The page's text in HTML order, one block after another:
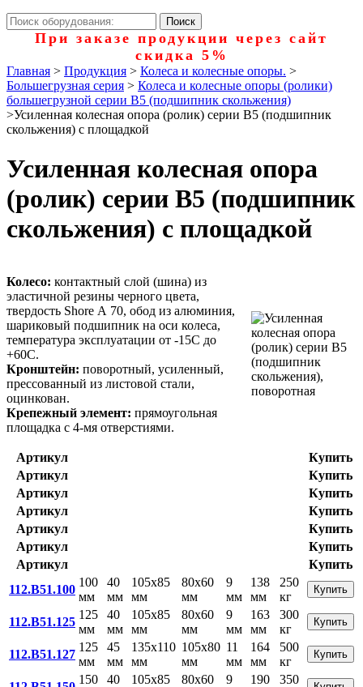
При заказе продукции через сайт
скидка 5%
Главная > Продукция > Колеса и колесные опоры. >
Большегрузная серия > Колеса и колесные опоры (ролики)
большегрузной серии В5 (подшипник скольжения)
>Усиленная колесная опора (ролик) серии B5 (подшипник
скольжения) с площадкой
Усиленная колесная опора
(ролик) серии B5 (подшипник
скольжения) с площадкой
Колесо: контактный слой (шина) из
эластичной резины черного цвета,
твердость Shore А 70, обод из алюминия,
шариковый подшипник на оси колеса,
температура эксплуатации от -15С до
+60С.
Кронштейн: поворотный, усиленный,
прессованный из листовой стали,
оцинкован.
Крепежный элемент: прямоугольная
площадка с 4-мя отверстиями.
Артикул
Купить
Артикул
Купить
Артикул
Купить
Артикул
Купить
Артикул
Купить
Артикул
Купить
Артикул
Купить
112.B51.100
100
мм
40
мм
105x85
мм
80x60
мм
9
мм
138
мм
250
кг
Купить
112.B51.125
125
мм
40
мм
105x85
мм
80x60
мм
9
мм
163
мм
300
кг
Купить
112.B51.127
125
мм
45
мм
135x110
мм
105x80
мм
11
мм
164
мм
500
кг
Купить
150
40
105x85
80x60
9
190
350